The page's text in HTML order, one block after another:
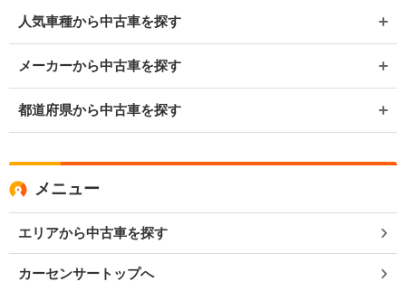
人気車種から中古車を探す
メーカーから中古車を探す
都道府県から中古車を探す
メニュー
エリアから中古車を探す
カーセンサートップへ